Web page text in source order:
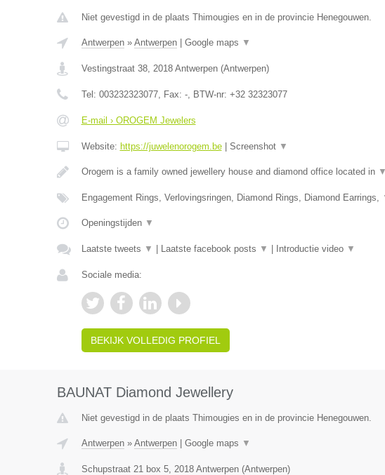
Niet gevestigd in de plaats Thimougies en in de provincie Henegouwen.
Antwerpen» Antwerpen| Google maps ▼
Vestingstraat 38, 2018 Antwerpen(Antwerpen)
Tel: 003232323077, Fax: -, BTW-nr: +32 32323077
E-mail › OROGEM Jewelers
Website: https://juwelenorogem.be| Screenshot ▼
Orogem is a family owned jewellery house and diamond office located in ▼
Engagement Rings, Verlovingsringen, Diamond Rings, Diamond Earrings,
Openingstijden ▼
Laatste tweets ▼ Laatste facebook posts ▼ Introductie video ▼
Sociale media:
BEKIJK VOLLEDIG PROFIEL
BAUNAT Diamond Jewellery
Niet gevestigd in de plaats Thimougies en in de provincie Henegouwen.
Antwerpen» Antwerpen| Google maps ▼
Schupstraat 21 box 5, 2018 Antwerpen(Antwerpen)